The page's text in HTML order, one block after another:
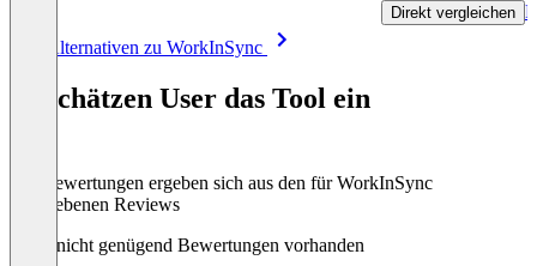
Direkt vergleichen
Alle Alternativen zu WorkInSync
So schätzen User das Tool ein
Die Bewertungen ergeben sich aus den für WorkInSync
abgegebenen Reviews
Noch nicht genügend Bewertungen vorhanden